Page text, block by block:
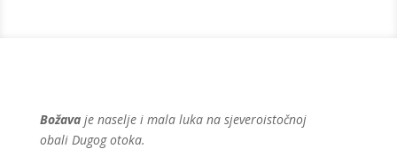
Božavaje naselje i mala luka na sjeveroistočnoj
obali Dugog otoka.